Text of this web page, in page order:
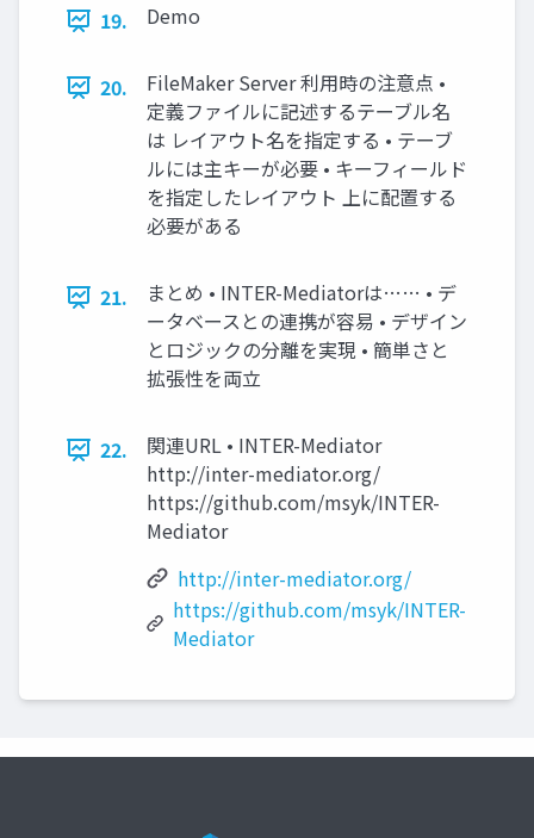
19. Demo
20.
FileMaker Server 利用時の注意点 •
定義ファイルに記述するテーブル名
は レイアウト名を指定する • テーブ
ルには主キーが必要 • キーフィールド
を指定したレイアウト 上に配置する
必要がある
21.
まとめ • INTER-Mediatorは…… • デ
ータベースとの連携が容易 • デザイン
とロジックの分離を実現 • 簡単さと
拡張性を両立
22.
関連URL • INTER-Mediator
http://inter-mediator.org/
https://github.com/msyk/INTER-
Mediator
http://inter-mediator.org/
https://github.com/msyk/INTER-
Mediator